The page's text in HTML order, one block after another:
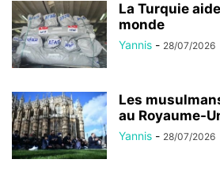
La Turquie
monde
Yannis - 28/07/2026
Les
au Royaume-
Yannis - 28/07/2026